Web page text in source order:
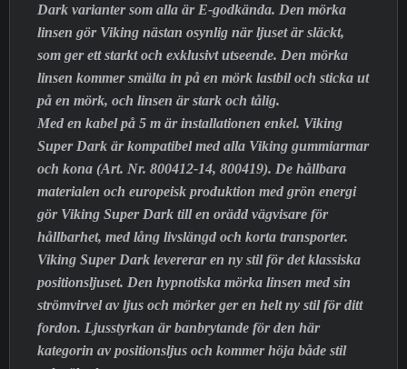
Dark varianter som alla är E-godkända. Den mörka
linsen gör Viking nästan osynlig när ljuset är släckt,
som ger ett starkt och exklusivt utseende. Den mörka
linsen kommer smälta in på en mörk lastbil och sticka ut
på en mörk, och linsen är stark och tålig.
Med en kabel på 5 m är installationen enkel. Viking
Super Dark är kompatibel med alla Viking gummiarmar
och kona (Art. Nr. 800412-14, 800419). De hållbara
materialen och europeisk produktion med grön energi
gör Viking Super Dark till en orädd vägvisare för
hållbarhet, med lång livslängd och korta transporter.
Viking Super Dark levererar en ny stil för det klassiska
positionsljuset. Den hypnotiska mörka linsen med sin
strömvirvel av ljus och mörker ger en helt ny stil för ditt
fordon. Ljusstyrkan är banbrytande för den här
kategorin av positionsljus och kommer höja både stil